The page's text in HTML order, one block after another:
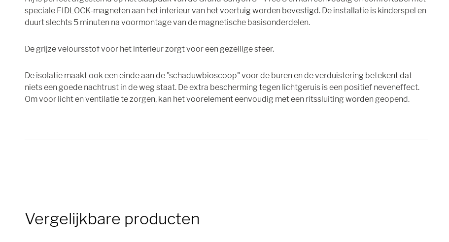
speciale FIDLOCK-magneten aan het interieur van het voertuig worden bevestigd. De installatie is kinderspel en
duurt slechts 5 minuten na voormontage van de magnetische basisonderdelen.
De grijze veloursstof voor het interieur zorgt voor een gezellige sfeer.
De isolatie maakt ook een einde aan de "schaduwbioscoop" voor de buren en de verduistering betekent dat
niets een goede nachtrust in de weg staat. De extra bescherming tegen lichtgeruis is een positief neveneffect.
Om voor licht en ventilatie te zorgen, kan het voorelement eenvoudig met een ritssluiting worden geopend.
Vergelijkbare producten